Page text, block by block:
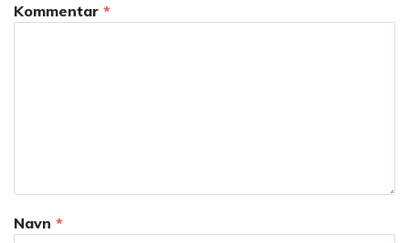
Kommentar *
Navn *